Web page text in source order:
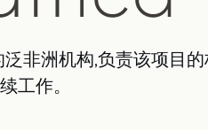
非洲机构,负责该项目
工作。